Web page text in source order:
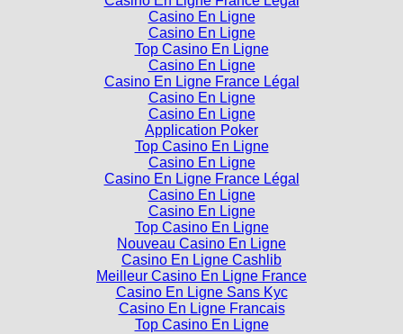
Casino En Ligne
Casino En Ligne
Top Casino En Ligne
Casino En Ligne
Casino En Ligne France Légal
Casino En Ligne
Casino En Ligne
Application Poker
Top Casino En Ligne
Casino En Ligne
Casino En Ligne France Légal
Casino En Ligne
Casino En Ligne
Top Casino En Ligne
Nouveau Casino En Ligne
Casino En Ligne Cashlib
Meilleur Casino En Ligne France
Casino En Ligne Sans Kyc
Casino En Ligne Francais
Top Casino En Ligne